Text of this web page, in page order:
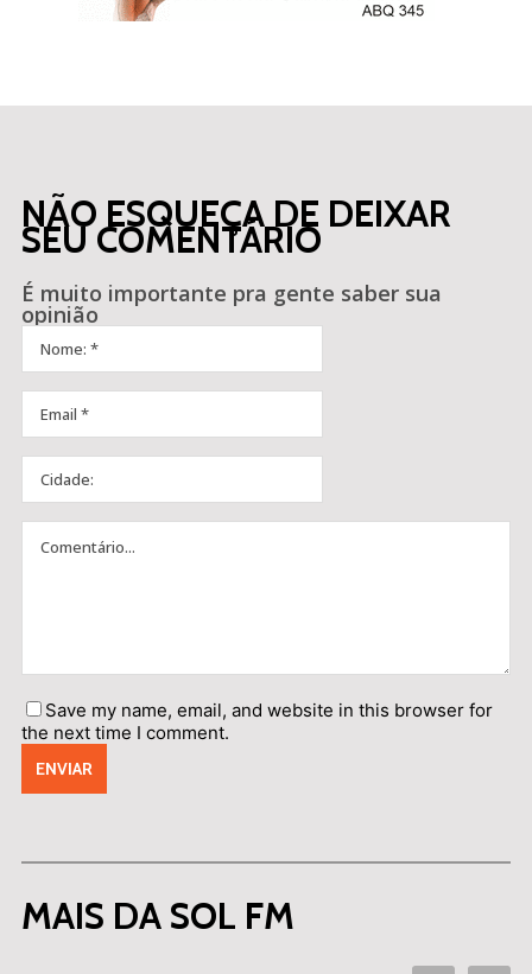
NÃO ESQUEÇA DE DEIXAR
SEU COMENTÁRIO
É muito importante pra gente saber sua
opinião
Save my name, email, and website in this browser for
the next time I comment.
MAIS DA SOL FM